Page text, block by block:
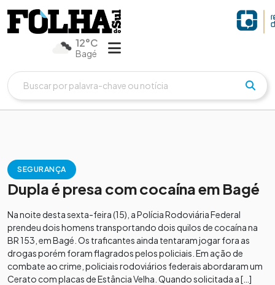
12°C
Bagé
SEGURANÇA
Dupla é presa com cocaína em Bagé
Na noite desta sexta-feira (15), a Polícia Rodoviária Federal
prendeu dois homens transportando dois quilos de cocaína na
BR 153, em Bagé. Os traficantes ainda tentaram jogar fora as
drogas porém foram flagrados pelos policiais. Em ação de
combate ao crime, policiais rodoviários federais abordaram um
Cerato com placas de Estância Velha. Quando solicitada a […]